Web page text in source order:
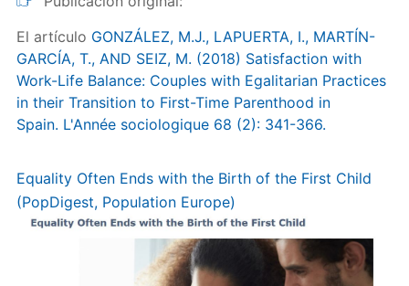
El artículo GONZÁLEZ, M.J., LAPUERTA, I., MARTÍN-
GARCÍA, T., AND SEIZ, M. (2018) Satisfaction with
Work-Life Balance: Couples with Egalitarian Practices
in their Transition to First-Time Parenthood in
Spain. L'Année sociologique 68 (2): 341-366.
Equality Often Ends with the Birth of the First Child
(PopDigest, Population Europe)